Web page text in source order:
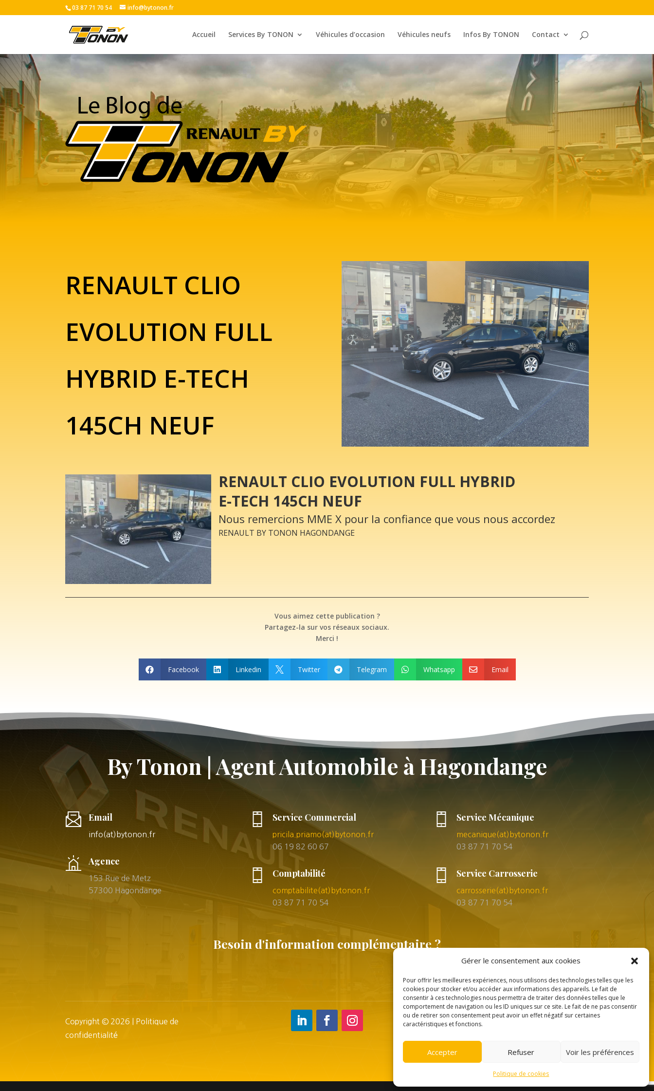
Gérer le consentement aux cookies
Pour offrir les meilleures expériences, nous utilisons des technologies telles que les
cookies pour stocker et/ou accéder aux informations des appareils. Le fait de
consentir à ces technologies nous permettra de traiter des données telles que le
comportement de navigation ou les ID uniques sur ce site. Le fait de ne pas consentir
ou de retirer son consentement peut avoir un effet négatif sur certaines
caractéristiques et fonctions.
Accepter Refuser Voir les préférences
Politique de cookies
03 87 71 70 54 info@bytonon.fr
Accueil Services By TONON Véhicules d’occasion Véhicules neufs Infos By TONON Contact
RENAULT CLIO
EVOLUTION FULL
HYBRID E-TECH
145CH NEUF
RENAULT CLIO EVOLUTION FULL HYBRID
E-TECH 145CH NEUF
Nous remercions MME X pour la confiance que vous nous accordez
RENAULT BY TONON HAGONDANGE
Vous aimez cette publication ?
Partagez-la sur vos réseaux sociaux.
Merci !
 Facebook  Linkedin  Twitter  Telegram  Whatsapp  Email
By Tonon | Agent Automobile à Hagondange
Email
info(at)bytonon.fr
Agence
153 Rue de Metz
57300 Hagondange
Service Commercial
pricila.priamo(at)bytonon.fr
06 19 82 60 67
Comptabilité
comptabilite(at)bytonon.fr
03 87 71 70 54
Service Mécanique
mecanique(at)bytonon.fr
03 87 71 70 54
Service Carrosserie
carrosserie(at)bytonon.fr
03 87 71 70 54
Besoin d'information complémentaire ?
Copyright © 2026 |
Politique de
confidentialité